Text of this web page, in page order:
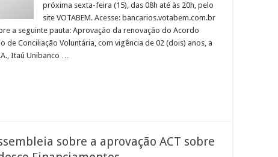
do
banco
Itaú
próxima sexta-feira (15), das 08h até às 20h, pelo
site VOTABEM. Acesse: bancarios.votabem.com.br
a seguinte pauta: Aprovação da renovação do Acordo
de Conciliação Voluntária, com vigência de 02 (dois) anos, a
Itaú Unibanco …
sobre a aprovação ACT sobre